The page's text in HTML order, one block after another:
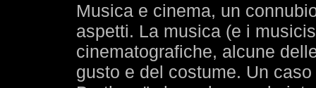
Musica e cinema, un
aspetti. La musica (e i
cinematografiche, alcune
gusto e del costume. Un